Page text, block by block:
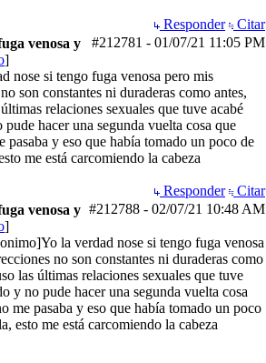
Responder
Citar
#212781 - 01/07/21 11:05 PM
venosa y
]
nose si tengo fuga venosa pero mis
son constantes ni duraderas como antes,
relaciones sexuales que tuve acabé
hacer una segunda vuelta cosa que
pasaba y eso que había tomado un poco de
me está carcomiendo la cabeza
Responder
Citar
#212788 - 02/07/21 10:48 AM
venosa y
]
la verdad nose si tengo fuga venosa
no son constantes ni duraderas como
las últimas relaciones sexuales que tuve
y no pude hacer una segunda vuelta cosa
me pasaba y eso que había tomado un poco
esto me está carcomiendo la cabeza